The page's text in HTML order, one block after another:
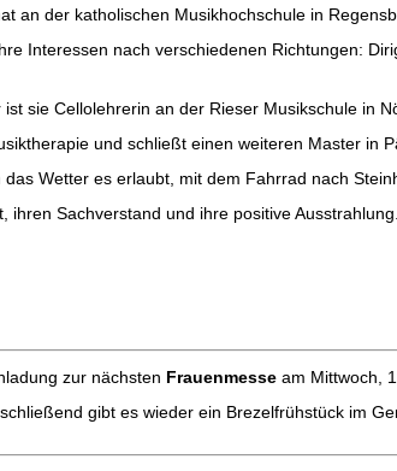
an der katholischen Musikhochschule in
Interessen nach verschiedenen Richtungen:
ist sie Cellolehrerin an der Rieser Musikschule in
und schließt einen weiteren Master in
das Wetter es erlaubt, mit dem Fahrrad nach
ihren Sachverstand und ihre positive Ausstrahlung.
zur nächsten Frauenmesseam Mittwoch,
gibt es wieder ein Brezelfrühstück im